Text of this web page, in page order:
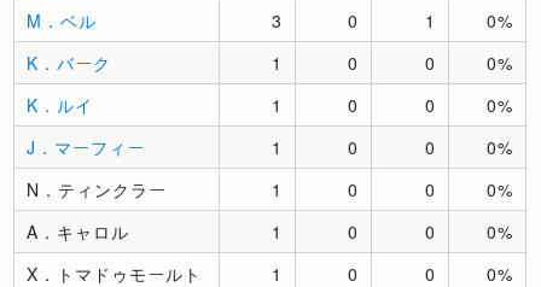
M．ベル
3 0 1
0%
K．バーク
1 0 0
0%
K．ルイ
1 0 0
0%
J．マーフィー
1 0 0
0%
N．ティンクラー
1 0 0
0%
A．キャロル
1 0 0
0%
X．トマドゥモールト
1 0 0
0%